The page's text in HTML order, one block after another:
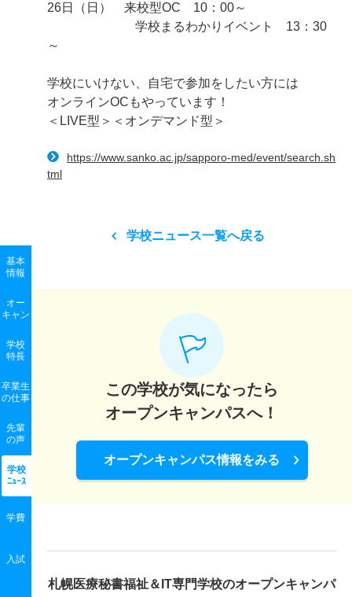
基本
情報
オー
キャン
学校
特長
卒業生
の仕事
先輩
の声
学校
ﾆｭｰｽ
学費
入試
26日（日） 来校型OC 10：00～
学校まるわかりイベント 13：30
～
学校にいけない、自宅で参加をしたい方には
オンラインOCもやっています！
＜LIVE型＞＜オンデマンド型＞
https://www.sanko.ac.jp/sapporo-med/event/search.sh
tml
学校ニュース一覧へ戻る
この学校が気になったら
オープンキャンパスへ！
オープンキャンパス情報をみる
札幌医療秘書福祉＆IT専門学校のオープンキャンパ